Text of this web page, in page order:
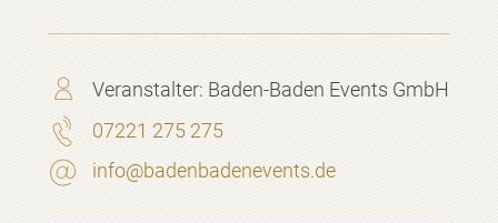
Veranstalter: Baden-Baden Events GmbH
07221 275 275
info@badenbadenevents.de